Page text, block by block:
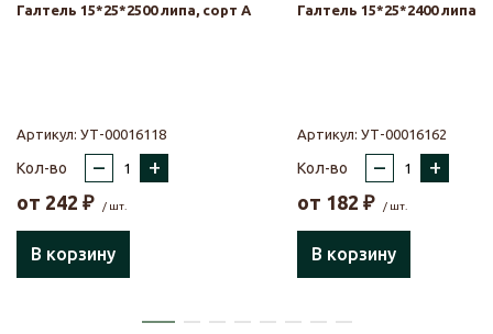
Галтель 15*25*2500 липа, сорт А
Артикул: УТ-00016118
Кол-во – +
от 242 ₽ / шт.
В корзину
Галтель 15*25*2400 липа,
Артикул: УТ-00016162
Кол-во – +
от 182 ₽ / шт.
В корзину